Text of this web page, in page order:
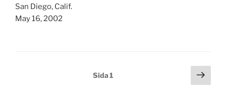
San Diego, Calif.
May 16, 2002
Sida1
sida